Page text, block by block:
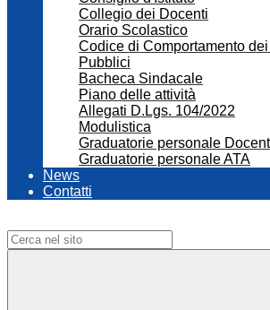
Collegio dei Docenti
Orario Scolastico
Codice di Comportamento
Pubblici
Bacheca Sindacale
Piano delle attività
Allegati D.Lgs. 104/2022
Modulistica
Graduatorie personale
Graduatorie personale ATA
News
Contatti